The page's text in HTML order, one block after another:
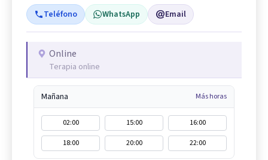
Teléfono WhatsApp Email
Online
Terapia online
Mañana Más horas
02:00 15:00
16:00
18:00
20:00 22:00